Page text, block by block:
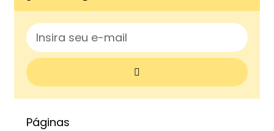
Páginas